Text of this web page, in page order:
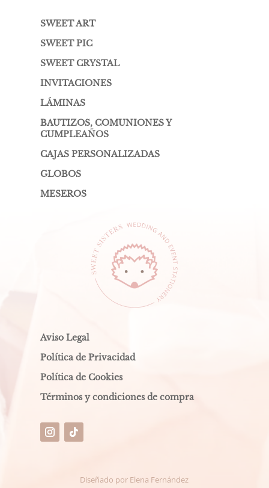
SWEET ART
SWEET PIC
SWEET CRYSTAL
INVITACIONES
LÁMINAS
BAUTIZOS, COMUNIONES Y
CUMPLEAÑOS
CAJAS PERSONALIZADAS
GLOBOS
MESEROS
Aviso Legal
Política de Privacidad
Política de Cookies
Términos y condiciones de compra
Diseñado por Elena Fernández